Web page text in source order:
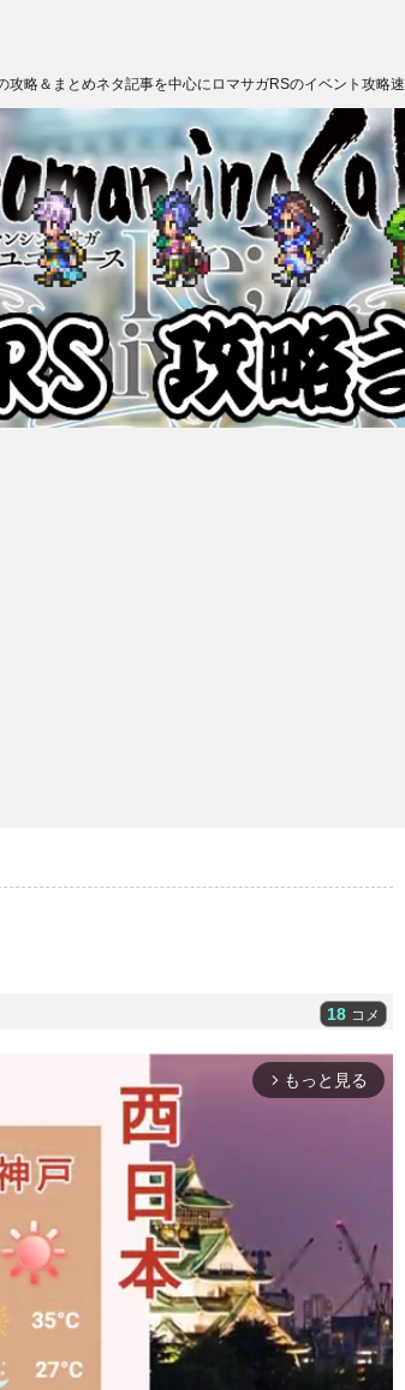
略＆まとめネタ記事を中心にロマサガRSのイベント攻略
18 コメ
arrow_forward_ios もっと見る